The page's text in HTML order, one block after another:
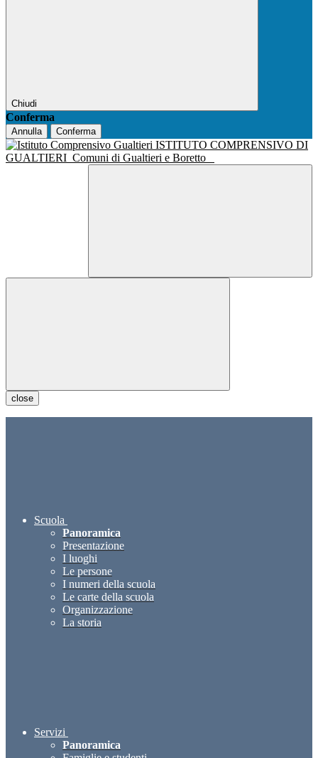
Chiudi
Conferma
Annulla Conferma
ISTITUTO COMPRENSIVO DI
GUALTIERI Comuni di Gualtieri e Boretto
close
Scuola
Panoramica
Presentazione
I luoghi
Le persone
I numeri della scuola
Le carte della scuola
Organizzazione
La storia
Servizi
Panoramica